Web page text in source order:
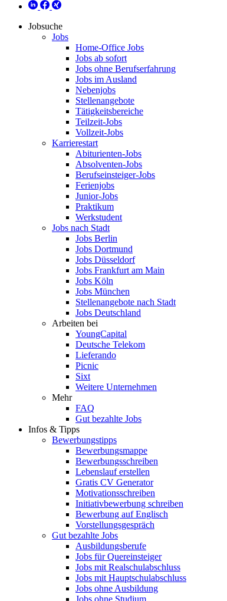
Jobsuche
Jobs
Home-Office Jobs
Jobs ab sofort
Jobs ohne Berufserfahrung
Jobs im Ausland
Nebenjobs
Stellenangebote
Tätigkeitsbereiche
Teilzeit-Jobs
Vollzeit-Jobs
Karrierestart
Abiturienten-Jobs
Absolventen-Jobs
Berufseinsteiger-Jobs
Ferienjobs
Junior-Jobs
Praktikum
Werkstudent
Jobs nach Stadt
Jobs Berlin
Jobs Dortmund
Jobs Düsseldorf
Jobs Frankfurt am Main
Jobs Köln
Jobs München
Stellenangebote nach Stadt
Jobs Deutschland
Arbeiten bei
YoungCapital
Deutsche Telekom
Lieferando
Picnic
Sixt
Weitere Unternehmen
Mehr
FAQ
Gut bezahlte Jobs
Infos & Tipps
Bewerbungstipps
Bewerbungsmappe
Bewerbungsschreiben
Lebenslauf erstellen
Gratis CV Generator
Motivationsschreiben
Initiativbewerbung schreiben
Bewerbung auf Englisch
Vorstellungsgespräch
Gut bezahlte Jobs
Ausbildungsberufe
Jobs für Quereinsteiger
Jobs mit Realschulabschluss
Jobs mit Hauptschulabschluss
Jobs ohne Ausbildung
Jobs ohne Studium